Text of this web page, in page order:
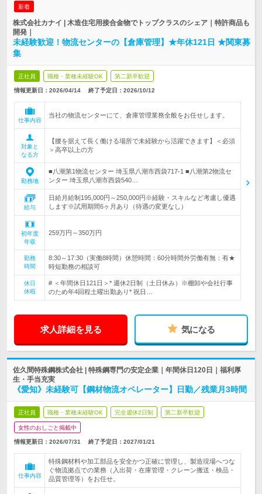
新着
株式会社カナイ | 木造住宅用接合金物でトップクラスのシェア｜特許商品も
開発｜
未経験歓迎！物流センターの【倉庫管理】★年休121日 ★関東募
集
正社員 職種・業種未経験OK 第二新卒歓迎
情報更新日：2026/04/14 終了予定日： 2026/10/12
仕事内容
当社の物流センターにて、倉庫管理業務全般をお任せします。
対象と
なる方
【腰を据えて長く働ける場所で未経験から活躍できます】＜必須
＞高卒以上の方
勤務地
■八潮第1物流センター 埼玉県八潮市西袋717-1 ■八潮第2物流セ
ンター 埼玉県八潮市西袋540…
給与
日給月給制195,000円～250,000円※経験・スキルなど考慮し優遇
します※試用期間6ヶ月あり（待遇の変更なし）
初年度
年収
259万円～350万円
勤務
時間
8:30～17:30（実働8時間）休憩時間：60分時間外労働有無：有★
時短勤務の相談可
休日
休暇
# ＜年間休日121日＞* 週休2日制（土日休み）※棚卸や会社行事
のため年4回程土曜出勤あり* 祝日…
求人詳細を見る 気になる
佐久間特殊鋼株式会社 | 特殊鋼専門の安定企業｜年間休日120日｜福利厚
生・手当充実
《愛知》未経験可【鋼材物流オペレーター】日勤／残業月3時間
正社員 職種・業種未経験OK 完全週休2日制 第二新卒歓迎
女性のおしごと掲載中
情報更新日：2026/07/31 終了予定日： 2027/01/21
仕事内容
特殊鋼材料や加工部品を安全かつ正確に管理し、製造現場へつな
ぐ物流拠点での業務（入出荷・在庫管理・クレーン搬送・検品・
品質管理等）をお任せ。